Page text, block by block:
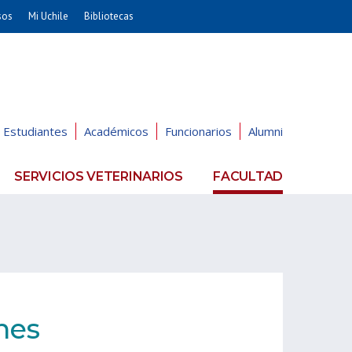
Cs. Sociales
Economía y Negocios
Mi Uchile Bibliotecas
Estudiantes Académicos Funcionarios Alumni
SERVICIOS VETERINARIOS FACULTAD